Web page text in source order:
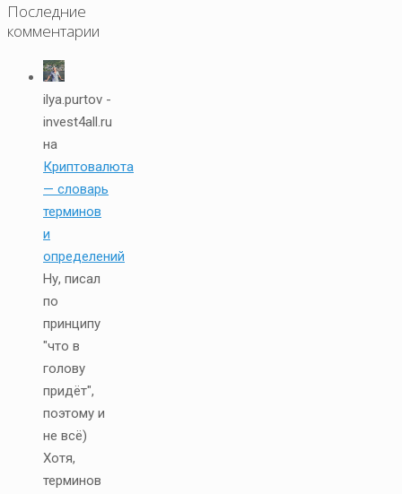
Последние
комментарии
ilya.purtov -
invest4all.ru
на
Криптовалюта
— словарь
терминов
и
определений
Ну, писал
по
принципу
"что в
голову
придёт",
поэтому и
не всё)
Хотя,
терминов